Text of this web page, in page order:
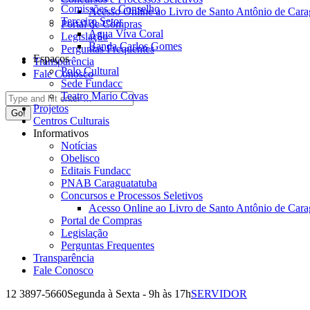
Acesso Online ao Livro de Santo Antônio de
Portal de Compras
Legislação
Perguntas Frequentes
Transparência
Fale Conosco
Search:
Comissões e Conselho
Terceiro Setor
Água Viva Coral
Banda Carlos Gomes
Espaços
Polo Cultural
Sede Fundacc
Teatro Mario Covas
Projetos
Centros Culturais
Informativos
Notícias
Obelisco
Editais Fundacc
PNAB Caraguatatuba
Concursos e Processos Seletivos
Acesso Online ao Livro de Santo Antônio de
Portal de Compras
Legislação
Perguntas Frequentes
Transparência
Fale Conosco
12 3897-5660Segunda à Sexta - 9h às 17hSERVIDOR